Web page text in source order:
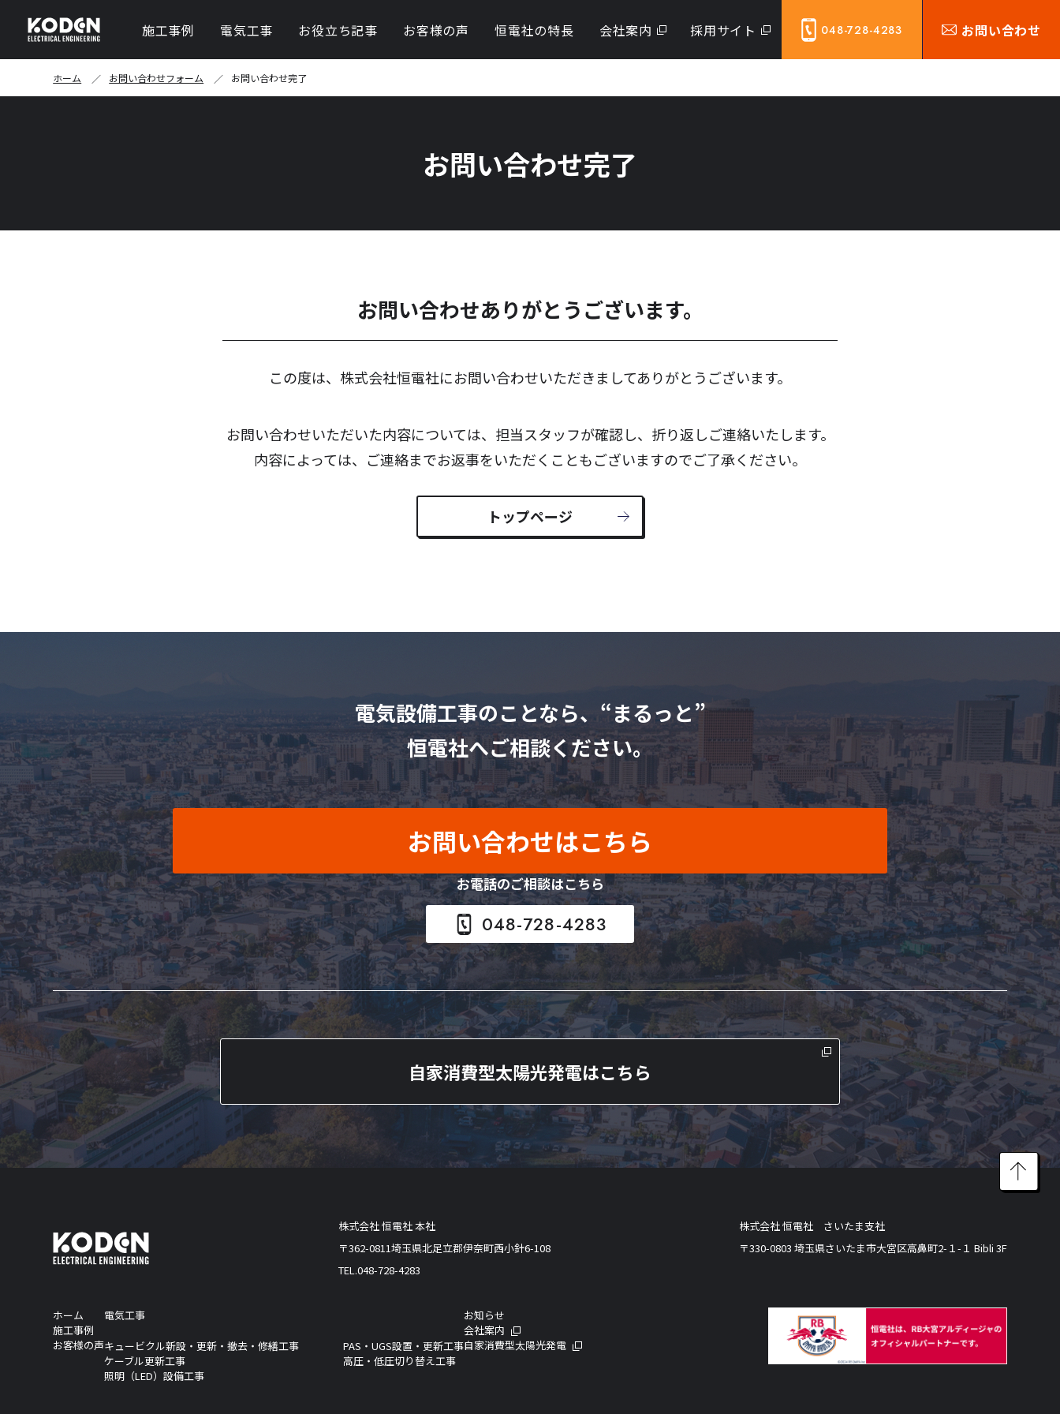
施工事例 電気工事
PAS・UAS（UGS）設置・更新工事
自家消費型太陽光発電
お役立ち記事 お客様の声 恒電社の特長 会社案内 採用サイト 048-728-4283 お問い合わせ
ホーム お問い合わせフォーム お問い合わせ完了
お問い合わせ完了
お問い合わせありがとうございます。
この度は、株式会社恒電社にお問い合わせいただきましてありがとうございます。
お問い合わせいただいた内容については、担当スタッフが確認し、折り返しご連絡いたします。
内容によっては、ご連絡までお返事をいただくこともございますのでご了承ください。
トップページ
電気設備工事のことなら、“まるっと”
恒電社へご相談ください。
お問い合わせはこちら
お電話のご相談はこちら
048-728-4283
自家消費型太陽光発電はこちら
株式会社 恒電社 本社
〒362-0811埼玉県北足立郡伊奈町西小針6-108
TEL.048-728-4283
株式会社 恒電社 さいたま支社
〒330-0803 埼玉県さいたま市大宮区高鼻町2-１-１ Bibli 3F
ホーム
施工事例
お客様の声
電気工事
キュービクル新設・更新・撤去・修繕工事
ケーブル更新工事
照明（LED）設備工事
PAS・UGS設置・更新工事
高圧・低圧切り替え工事
お知らせ
会社案内
自家消費型太陽光発電